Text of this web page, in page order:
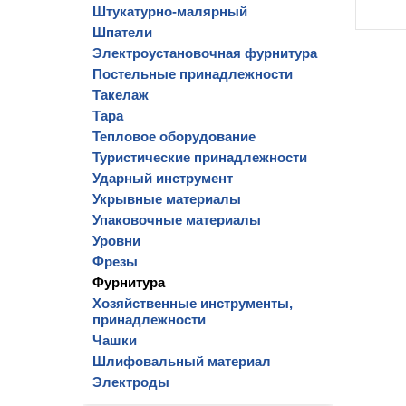
Штукатурно-малярный
Шпатели
Электроустановочная фурнитура
Постельные принадлежности
Такелаж
Тара
Тепловое оборудование
Туристические принадлежности
Ударный инструмент
Укрывные материалы
Упаковочные материалы
Уровни
Фрезы
Фурнитура
Хозяйственные инструменты,
принадлежности
Чашки
Шлифовальный материал
Электроды